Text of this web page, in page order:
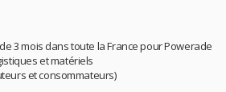
3 mois dans toute la France pour Powerade
et matériels
et consommateurs)